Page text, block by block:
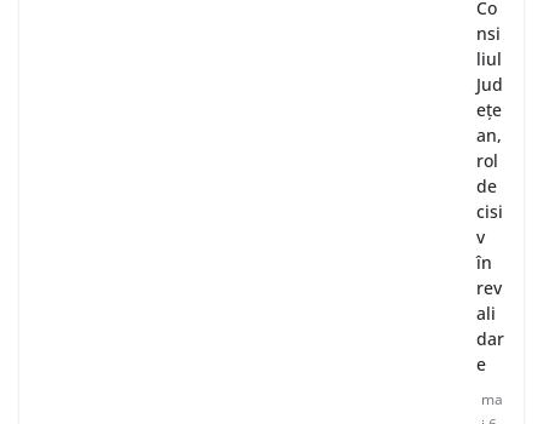
Co
nsi
liul
Jud
ețe
an,
rol
de
cisi
v
în
rev
ali
dar
e
ma